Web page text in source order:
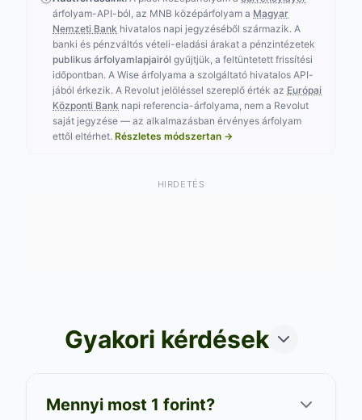
árfolyam-API-ból, az MNB középárfolyam a Magyar
Nemzeti Bank hivatalos napi jegyzéséből származik. A
banki és pénzváltós vételi-eladási árakat a pénzintézetek
publikus árfolyamlapjairól gyűjtjük, a feltüntetett frissítési
időpontban. A Wise árfolyama a szolgáltató hivatalos API-
jából érkezik. A Revolut jelöléssel szereplő érték az Európai
Központi Bank napi referencia-árfolyama, nem a Revolut
saját jegyzése — az alkalmazásban érvényes árfolyam
ettől eltérhet. Részletes módszertan →
HIRDETÉS
Gyakori kérdések
Mennyi most 1 forint?